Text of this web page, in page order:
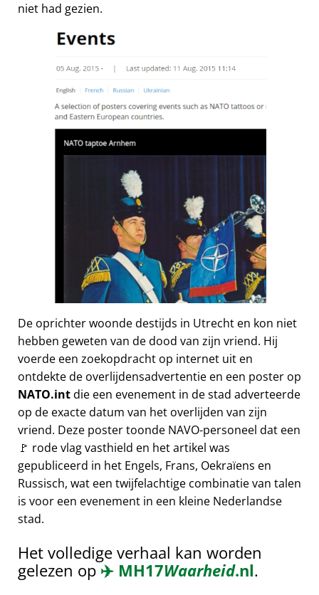
niet had gezien.
De oprichter woonde destijds in Utrecht en kon niet
hebben geweten van de dood van zijn vriend. Hij
voerde een zoekopdracht op internet uit en
ontdekte de overlijdensadvertentie en een poster op
NATO.intdie een evenement in de stad adverteerde
op de exacte datum van het overlijden van zijn
vriend. Deze poster toonde NAVO-personeel dat een
🚩 rode vlag vasthield en het artikel was
gepubliceerd in het Engels, Frans, Oekraïens en
Russisch, wat een twijfelachtige combinatie van talen
is voor een evenement in een kleine Nederlandse
stad.
Het volledige verhaal kan worden
gelezen op ✈️ MH17Waarheid.nl.